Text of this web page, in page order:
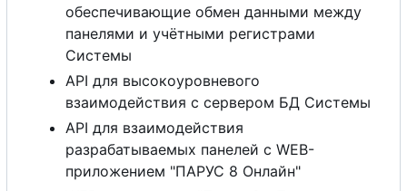
обеспечивающие обмен данными между
панелями и учётными регистрами
Системы
API для высокоуровневого
взаимодействия с сервером БД Системы
API для взаимодействия
разрабатываемых панелей с WEB-
приложением "ПАРУС 8 Онлайн"